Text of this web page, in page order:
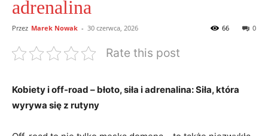
adrenalina
Przez Marek Nowak - 30 czerwca, 2026 0
66
Rate this post
Kobiety i off-road – błoto, siła i adrenalina: Siła, która
wyrywa się z rutyny